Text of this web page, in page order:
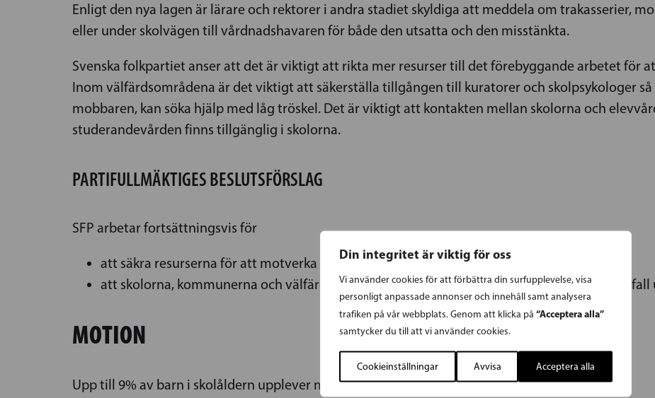
Din integritet är viktig för oss
Vi använder cookies för att förbättra din surfupplevelse, visa
personligt anpassade annonser och innehåll samt analysera
trafiken på vår webbplats. Genom att klicka på “Acceptera alla”
samtycker du till att vi använder cookies.
Cookieinställningar Avvisa Acceptera alla
Enligt den nya lagen är lärare och rektorer i andra stadiet skyldiga att meddela om trakasserier,
eller under skolvägen till vårdnadshavaren för både den utsatta och den misstänkta.
Svenska folkpartiet anser att det är viktigt att rikta mer resurser till det förebyggande arbetet för
Inom välfärdsområdena är det viktigt att säkerställa tillgången till kuratorer och skolpsykologer
mobbaren, kan söka hjälp med låg tröskel. Det är viktigt att kontakten mellan skolorna och
studerandevården finns tillgänglig i skolorna.
PARTIFULLMÄKTIGES BESLUTSFÖRSLAG
SFP arbetar fortsättningsvis för
att säkra resurserna för att motverka mobbning i alla dess former
att skolorna, kommunerna och välfärdsområdena ingriper i ett tidigt skede då
MOTION
Upp till 9% av barn i skolåldern upplever mobbning både fysiskt och på nätet.